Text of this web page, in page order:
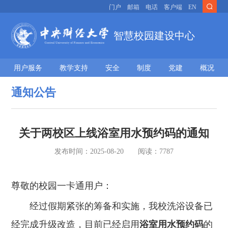
门户 邮箱 电话 客户端 EN
智慧校园建设中心
用户服务 教学支持 安全 制度 党建 概况
通知公告
关于两校区上线浴室用水预约码的通知
发布时间： 2025-08-20 阅读： 7787
尊敬的校园一卡通用户：
经过假期紧张的筹备和实施，我校洗浴设备已
经完成升级改造，目前已经启用浴室用水预约码的